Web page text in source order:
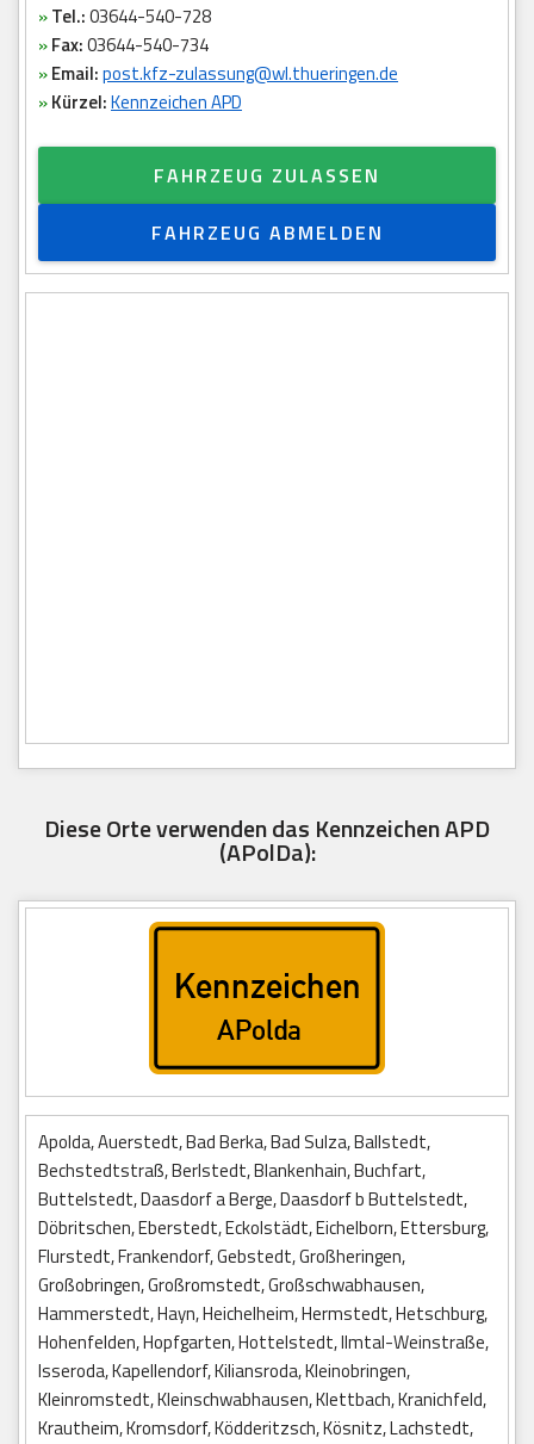
»Tel.:03644-540-728
»Fax:03644-540-734
»Email:post.kfz-zulassung@wl.thueringen.de
»Kürzel:Kennzeichen APD
FAHRZEUG ZULASSEN
FAHRZEUG ABMELDEN
Diese Orte verwenden das Kennzeichen APD
(APolDa):
Apolda, Auerstedt, Bad Berka, Bad Sulza, Ballstedt,
Bechstedtstraß, Berlstedt, Blankenhain, Buchfart,
Buttelstedt, Daasdorf a Berge, Daasdorf b Buttelstedt,
Döbritschen, Eberstedt, Eckolstädt, Eichelborn, Ettersburg,
Flurstedt, Frankendorf, Gebstedt, Großheringen,
Großobringen, Großromstedt, Großschwabhausen,
Hammerstedt, Hayn, Heichelheim, Hermstedt, Hetschburg,
Hohenfelden, Hopfgarten, Hottelstedt, Ilmtal-Weinstraße,
Isseroda, Kapellendorf, Kiliansroda, Kleinobringen,
Kleinromstedt, Kleinschwabhausen, Klettbach, Kranichfeld,
Krautheim, Kromsdorf, Ködderitzsch, Kösnitz, Lachstedt,